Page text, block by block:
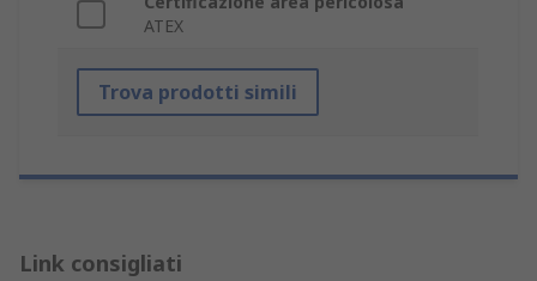
ATEX
Trova prodotti simili
Link consigliati